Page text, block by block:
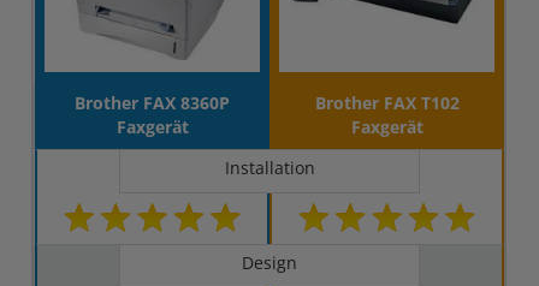
Brother FAX 8360P
Faxgerät
Brother FAX T102
Faxgerät
Installation
Design